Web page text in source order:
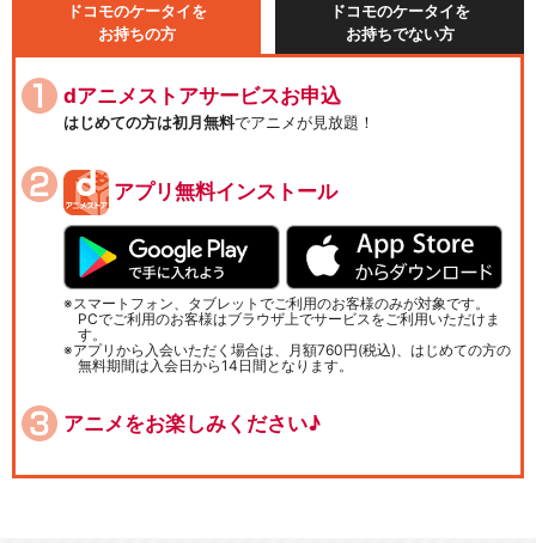
ドコモのケータイを
お持ちの方
ドコモのケータイを
お持ちでない方
dアニメストアサービスお申込
はじめての方は初月無料でアニメが見放題！
アプリ無料インストール
スマートフォン、タブレットでご利用のお客様のみが対象です。
PCでご利用のお客様はブラウザ上でサービスをご利用いただけま
す。
アプリから入会いただく場合は、月額760円(税込)、はじめての方の
無料期間は入会日から14日間となります。
アニメをお楽しみください♪